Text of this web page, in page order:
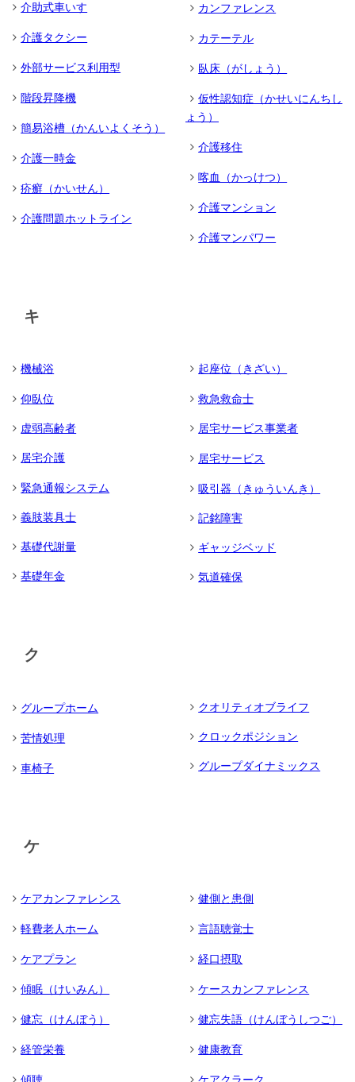
介助式車いす
介護タクシー
外部サービス利用型
階段昇降機
簡易浴槽（かんいよくそう）
介護一時金
疥癬（かいせん）
介護問題ホットライン
カンファレンス
カテーテル
臥床（がしょう）
仮性認知症（かせいにんちし
ょう）
介護移住
喀血（かっけつ）
介護マンション
介護マンパワー
キ
機械浴
仰臥位
虚弱高齢者
居宅介護
緊急通報システム
義肢装具士
基礎代謝量
基礎年金
起座位（きざい）
救急救命士
居宅サービス事業者
居宅サービス
吸引器（きゅういんき）
記銘障害
ギャッジベッド
気道確保
ク
グループホーム
苦情処理
車椅子
クオリティオブライフ
クロックポジション
グループダイナミックス
ケ
ケアカンファレンス
軽費老人ホーム
ケアプラン
傾眠（けいみん）
健忘（けんぼう）
経管栄養
健側と患側
言語聴覚士
経口摂取
ケースカンファレンス
健忘失語（けんぼうしつご）
健康教育